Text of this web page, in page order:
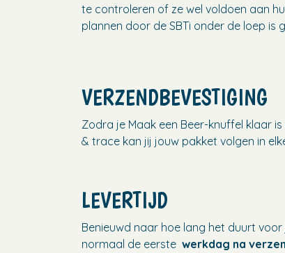
te controleren of ze wel voldoen aan
plannen door de SBTi onder de loep is
VERZENDBEVESTIGING
Zodra je Maak een Beer-knuffel klaar
& trace kan jij jouw pakket volgen in
LEVERTIJD
Benieuwd naar hoe lang het duurt
normaal de eerste werkdag na